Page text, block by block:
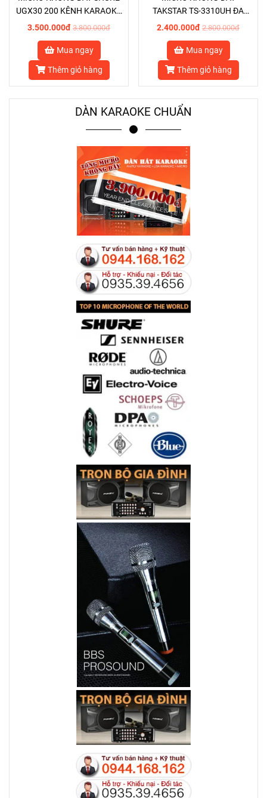
UGX30 200 KÊNH KARAOKE
HỘI NGHỊ CAO CẤP
3.500.000đ 3.800.000đ
Mua ngay
Thêm giỏ hàng
TAKSTAR TS-3310UH ĐA
KÊNH KARAOKE HỘI NGHỊ
2.400.000đ 2.800.000đ
Mua ngay
Thêm giỏ hàng
DÀN KARAOKE CHUẨN